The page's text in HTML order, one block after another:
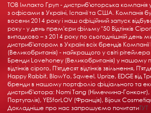
ТОВ Імпакто Груп - дистриб'юторська компанія у
з офісами в Україні, Іспанії та США. Компанія
восени 2014 року і наш офіційний запуск
року - у день прем'єри фільму "50 Відтінків
випадково – з 2014 року по сьогоднішній день
дистриб'ютором в Україні всіх брендів
(Великобританія) - найкращого у світі рітейлера
Бренди Lovehoney (Великобританія) у нашому
відтінків сірого, П'ятдесят відтінків звільнення,
Happy Rabbit, BlowYo, Sqweel, Uprize, EDGE від
бренди в нашому портфоліо фіціального та
дистриб'ютора: Nomi Tang (Німеччина-Гонконг),
Португалія), YESforLOV (Франція), Bijoux
Докладніше про нас запрошуємо почитатиТУТ